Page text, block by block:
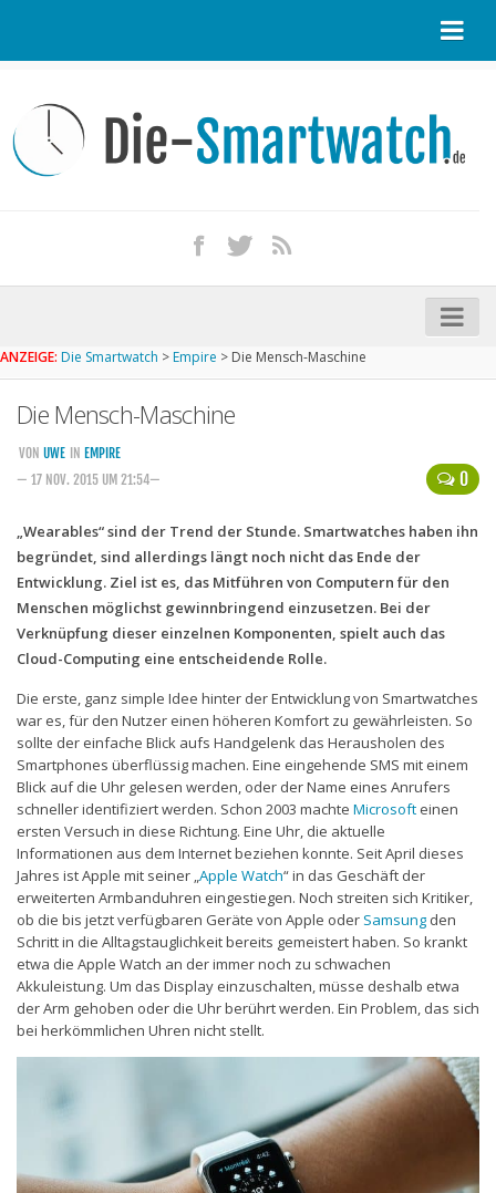
Kontakt / Tipp geben
Impressum
iPhone kaufen
Startseite
Aktuelle Smartwatches im Test
Kommende Smartwatches
Handytarife
BASE
Smartphonetarife
Datentarife
Smartphonetarife
Prepaid-Tarife
Datentarife
Flatrate-Prepaidtarife
Mobilfunk-Vergleichsrechner
Mobilfunk-Tarifrechner
Flatrate-Datentarife
ANZEIGE: Die Smartwatch >Empire > Die Mensch-Maschine
Die Mensch-Maschine
0
VON UWE IN EMPIRE
— 17 NOV. 2015 UM 21:54—
„Wearables“ sind der Trend der Stunde. Smartwatches haben ihn
begründet, sind allerdings längt noch nicht das Ende der
Entwicklung. Ziel ist es, das Mitführen von Computern für den
Menschen möglichst gewinnbringend einzusetzen. Bei der
Verknüpfung dieser einzelnen Komponenten, spielt auch das
Cloud-Computing eine entscheidende Rolle.
Die erste, ganz simple Idee hinter der Entwicklung von Smartwatches
war es, für den Nutzer einen höheren Komfort zu gewährleisten. So
sollte der einfache Blick aufs Handgelenk das Herausholen des
Smartphones überflüssig machen. Eine eingehende SMS mit einem
Blick auf die Uhr gelesen werden, oder der Name eines Anrufers
schneller identifiziert werden. Schon 2003 machte Microsoft einen
ersten Versuch in diese Richtung. Eine Uhr, die aktuelle
Informationen aus dem Internet beziehen konnte. Seit April dieses
Jahres ist Apple mit seiner „Apple Watch“ in das Geschäft der
erweiterten Armbanduhren eingestiegen. Noch streiten sich Kritiker,
ob die bis jetzt verfügbaren Geräte von Apple oder Samsung den
Schritt in die Alltagstauglichkeit bereits gemeistert haben. So krankt
etwa die Apple Watch an der immer noch zu schwachen
Akkuleistung. Um das Display einzuschalten, müsse deshalb etwa
der Arm gehoben oder die Uhr berührt werden. Ein Problem, das sich
bei herkömmlichen Uhren nicht stellt.